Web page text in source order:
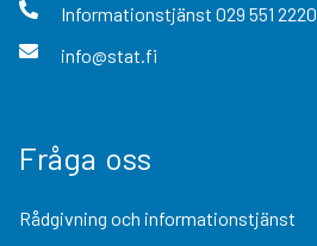
Informationstjänst 029 551 2220
info@stat.fi
Fråga oss
Rådgivning och informationstjänst